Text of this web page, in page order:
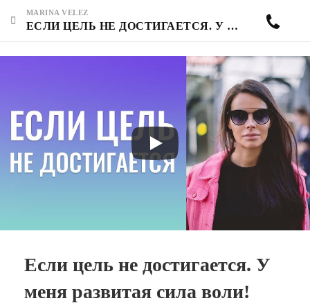
MARINA VELEZ
ЕСЛИ ЦЕЛЬ НЕ ДОСТИГАЕТСЯ. У МЕНЯ РАЗВИТАЯ СИЛА ВОЛИ! НУЖНО РАЗОБРАТЬСЯ С БЫВШИМ МУЖЕМ.
Если цель не достигается. У
меня развитая сила воли!